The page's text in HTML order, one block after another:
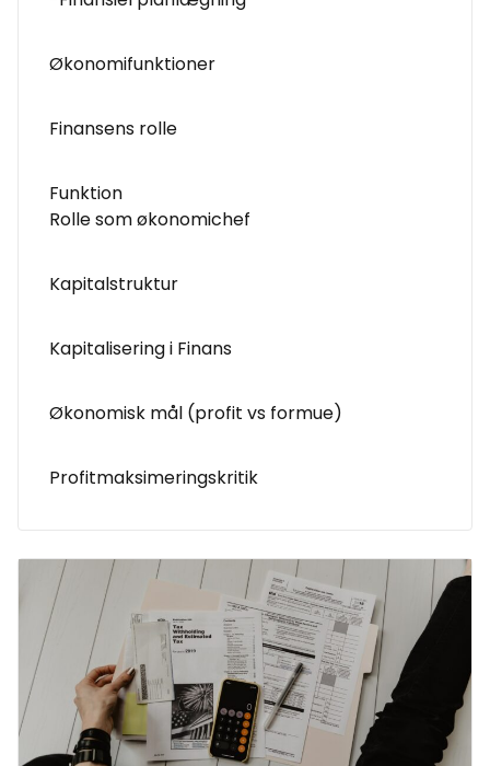
Økonomifunktioner
Finansens rolle
Funktion
Rolle som økonomichef
Kapitalstruktur
Kapitalisering i Finans
Økonomisk mål (profit vs formue)
Profitmaksimeringskritik